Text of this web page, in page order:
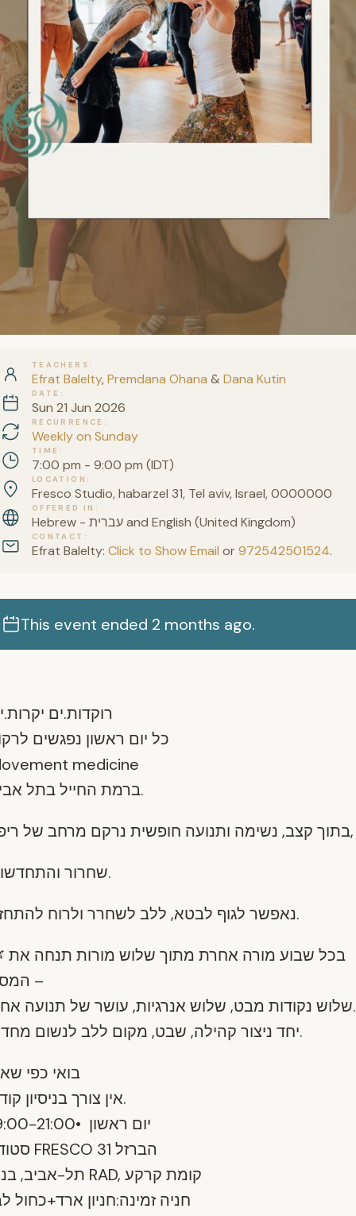
TEACHERS
Efrat Balelty, Premdana Ohana & Dana Kutin
DATE
Sun 21 Jun 2026
RECURRENCE
Weekly on Sunday
TIME
7:00 pm - 9:00 pm (IDT)
LOCATION
Fresco Studio, habarzel 31, Tel aviv, Israel, 0000000
OFFERED IN
Hebrew - עברית and English (United Kingdom)
CONTACT
Efrat Balelty: Click to Show Email or972542501524.
This event ended 2 months ago.
רוקדות.ים
כל יום ראשון נפגשים
medicine
ברמת החייל בתל אביב.
בתוך קצב, נשימה ותנועה חופשית נרקם מרחב של
,
שחרור.
נאפשר לגוף לבטא, ללב לשחרר ולרוח
.
🌿 בכל
המסע –
שלוש נקודות מבט, שלוש אנרגיות, עושר של תנועה אחת.
יחד ניצור קהילה, שבט, מקום ללב לנשום מחדש.
בואי כפי
אין צורך בניסיון קודם.
יום ראשון •19:00-21:00
סטודיו FRESCO הברזל 31
תל-אביב, בניין RAD, קומת קרקע
חניה זמינה:חניון ארד+כחול